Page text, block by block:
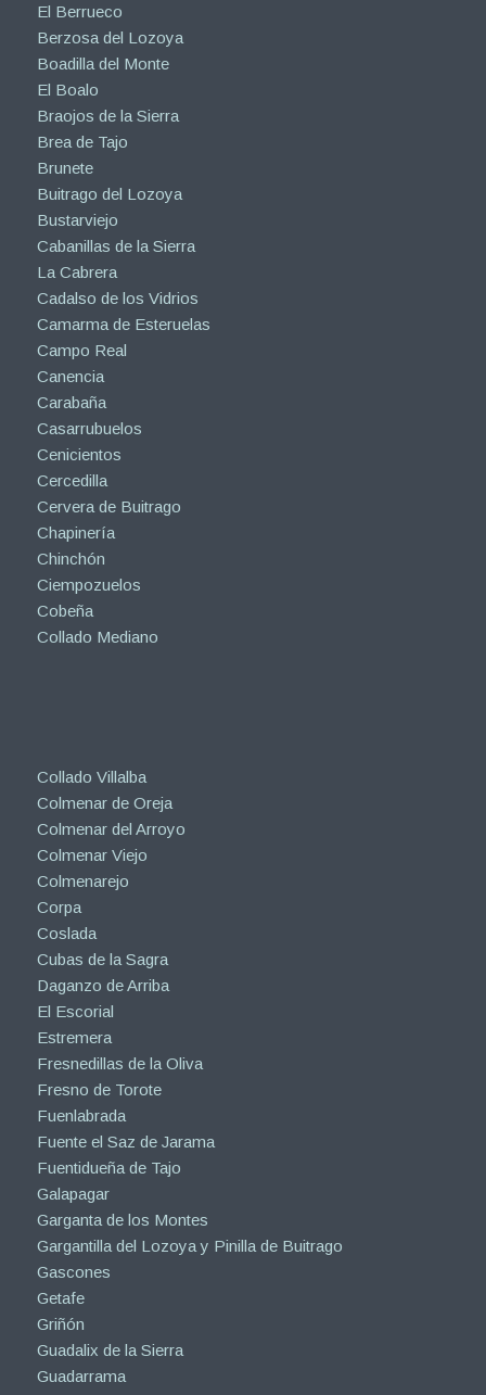
El Berrueco
Berzosa del Lozoya
Boadilla del Monte
El Boalo
Braojos de la Sierra
Brea de Tajo
Brunete
Buitrago del Lozoya
Bustarviejo
Cabanillas de la Sierra
La Cabrera
Cadalso de los Vidrios
Camarma de Esteruelas
Campo Real
Canencia
Carabaña
Casarrubuelos
Cenicientos
Cercedilla
Cervera de Buitrago
Chapinería
Chinchón
Ciempozuelos
Cobeña
Collado Mediano
Collado Villalba
Colmenar de Oreja
Colmenar del Arroyo
Colmenar Viejo
Colmenarejo
Corpa
Coslada
Cubas de la Sagra
Daganzo de Arriba
El Escorial
Estremera
Fresnedillas de la Oliva
Fresno de Torote
Fuenlabrada
Fuente el Saz de Jarama
Fuentidueña de Tajo
Galapagar
Garganta de los Montes
Gargantilla del Lozoya y Pinilla de Buitrago
Gascones
Getafe
Griñón
Guadalix de la Sierra
Guadarrama